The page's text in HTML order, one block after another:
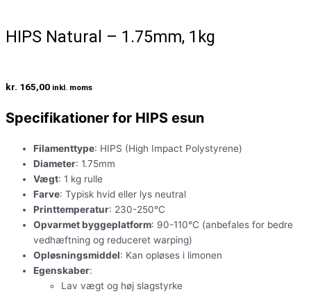
HIPS Natural – 1.75mm, 1kg
kr. 165,00 inkl. moms
Specifikationer for HIPS esun
Filamenttype: HIPS (High Impact Polystyrene)
Diameter: 1.75mm
Vægt: 1 kg rulle
Farve: Typisk hvid eller lys neutral
Printtemperatur: 230-250°C
Opvarmet byggeplatform: 90-110°C (anbefales for bedre
vedhæftning og reduceret warping)
Opløsningsmiddel: Kan opløses i limonen
Egenskaber:
Lav vægt og høj slagstyrke